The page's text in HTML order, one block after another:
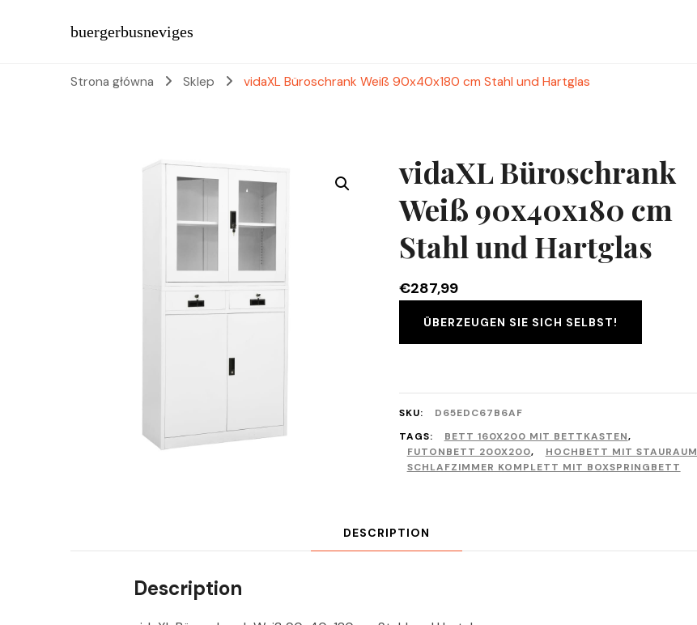
buergerbusneviges
Strona główna Sklep vidaXL Büroschrank Weiß 90x40x180 cm Stahl und Hartglas
vidaXL Büroschrank
Weiß 90x40x180 cm
Stahl und Hartglas
€287,99
ÜBERZEUGEN SIE SICH SELBST!
SKU:
D65EDC67B6AF
TAGS:
BETT 160X200 MIT BETTKASTEN,
FUTONBETT 200X200, HOCHBETT MIT STAURAUM
SCHLAFZIMMER KOMPLETT MIT BOXSPRINGBETT
DESCRIPTION
Description